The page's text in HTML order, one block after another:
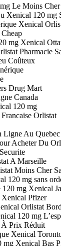
Le Moins Cher
Xenical 120 mg
Xenical
mg Xenical
Pharmacie
Coûteux
Drug Mart
Canada
120 mg
Orlistat
Ligne Au Quebec
Acheter Du
A Marseille
Moins Cher
120 mg sans
mg Xenical
Pfizer
Orlistat
120 mg
À Prix Réduit
Xenical
Xenical Bas